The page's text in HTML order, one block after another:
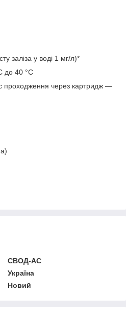
заліза у воді 1 мг/л)*
до 40 °С
проходження через картридж —
СВОД-АС
Україна
Новий